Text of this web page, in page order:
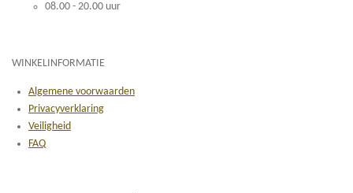
08.00 - 20.00 uur
WINKELINFORMATIE
Algemene voorwaarden
Privacyverklaring
Veiligheid
FAQ